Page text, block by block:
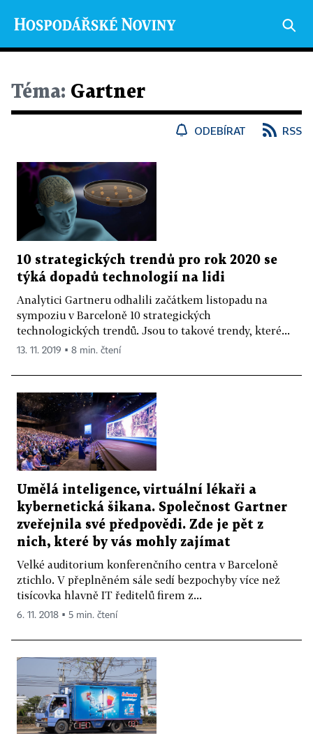
Téma: Gartner
ODEBÍRAT RSS
10 strategických trendů pro rok 2020 se
týká dopadů technologií na lidi
Analytici Gartneru odhalili začátkem listopadu na
sympoziu v Barceloně 10 strategických
technologických trendů. Jsou to takové trendy, které...
13. 11. 2019 ▪ 8 min. čtení
Umělá inteligence, virtuální lékaři a
kybernetická šikana. Společnost Gartner
zveřejnila své předpovědi. Zde je pět z
nich, které by vás mohly zajímat
Velké auditorium konferenčního centra v Barceloně
ztichlo. V přeplněném sále sedí bezpochyby více než
tisícovka hlavně IT ředitelů firem z...
6. 11. 2018 ▪ 5 min. čtení